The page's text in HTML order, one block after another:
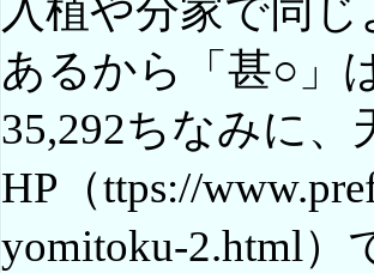
入植や分家で同
あるから「甚○」
35,292ちなみに
HP（ttps://
yomitoku-2.html